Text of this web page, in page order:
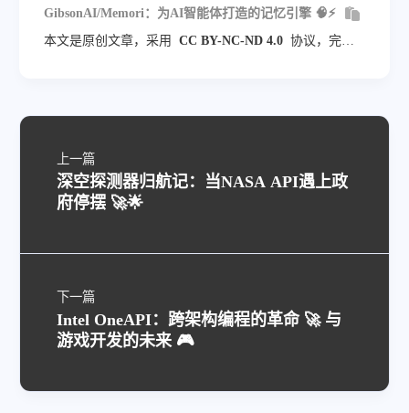
GibsonAI/Memori：为AI智能体打造的记忆引擎 🧠⚡
本文是原创文章，采用
CC BY-NC-ND 4.0 协议，完整
上一篇
深空探测器归航记：当NASA API遇上政
府停摆 🚀🌟
下一篇
Intel OneAPI：跨架构编程的革命 🚀 与
游戏开发的未来 🎮